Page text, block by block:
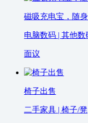
磁吸充电宝，随
电脑数码 | 其他数
面议
椅子出售
二手家具 | 椅子/凳